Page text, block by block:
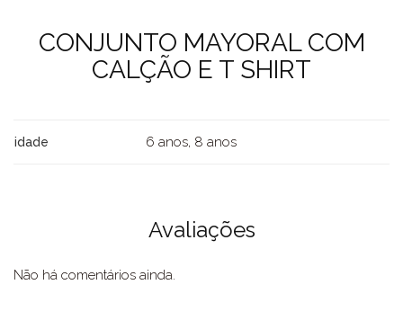
CONJUNTO MAYORAL COM
CALÇÃO E T SHIRT
idade 6 anos, 8 anos
Avaliações
Não há comentários ainda.